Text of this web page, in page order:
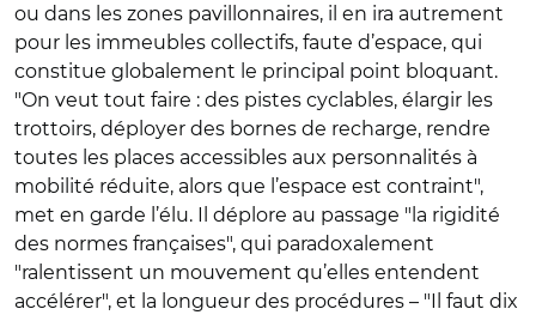
ou dans les zones pavillonnaires, il en ira autrement
pour les immeubles collectifs, faute d’espace, qui
constitue globalement le principal point bloquant.
"On veut tout faire : des pistes cyclables, élargir les
trottoirs, déployer des bornes de recharge, rendre
toutes les places accessibles aux personnalités à
mobilité réduite, alors que l’espace est contraint",
met en garde l’élu. Il déplore au passage "la rigidité
des normes françaises", qui paradoxalement
"ralentissent un mouvement qu’elles entendent
accélérer", et la longueur des procédures – "Il faut dix